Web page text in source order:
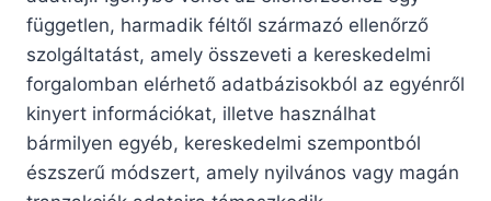
független, harmadik féltől származó ellenőrző
szolgáltatást, amely összeveti a kereskedelmi
forgalomban elérhető adatbázisokból az egyénről
kinyert információkat, illetve használhat
bármilyen egyéb, kereskedelmi szempontból
észszerű módszert, amely nyilvános vagy magán